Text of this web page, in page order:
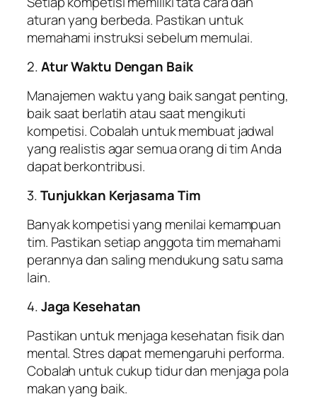
aturan yang berbeda. Pastikan untuk
memahami instruksi sebelum memulai.
2.Atur Waktu Dengan Baik
Manajemen waktu yang baik sangat penting,
baik saat berlatih atau saat mengikuti
kompetisi. Cobalah untuk membuat jadwal
yang realistis agar semua orang di tim Anda
dapat berkontribusi.
3.Tunjukkan Kerjasama Tim
Banyak kompetisi yang menilai kemampuan
tim. Pastikan setiap anggota tim memahami
perannya dan saling mendukung satu sama
lain.
4.Jaga Kesehatan
Pastikan untuk menjaga kesehatan fisik dan
mental. Stres dapat memengaruhi performa.
Cobalah untuk cukup tidur dan menjaga pola
makan yang baik.